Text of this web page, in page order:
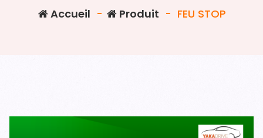
Accueil - Produit - FEU STOP